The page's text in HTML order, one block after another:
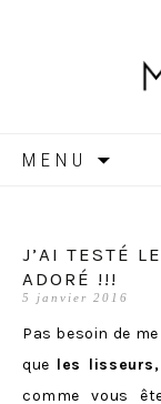
MENU
J’AI TESTÉ
ADORÉ !!!
5 janvier 2016
Pas besoin de
que les
comme vous